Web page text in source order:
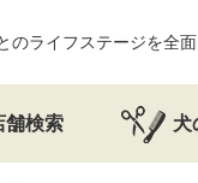
のライフステージを全
舗検索 犬